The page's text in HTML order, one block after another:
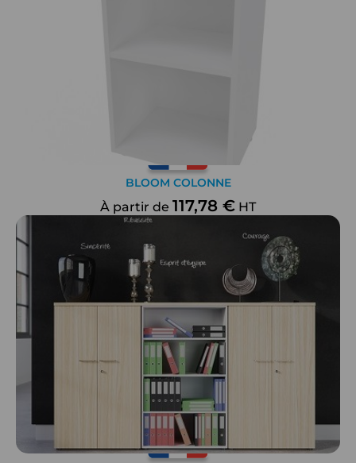
BLOOM COLONNE
À partir de 117,78 € HT